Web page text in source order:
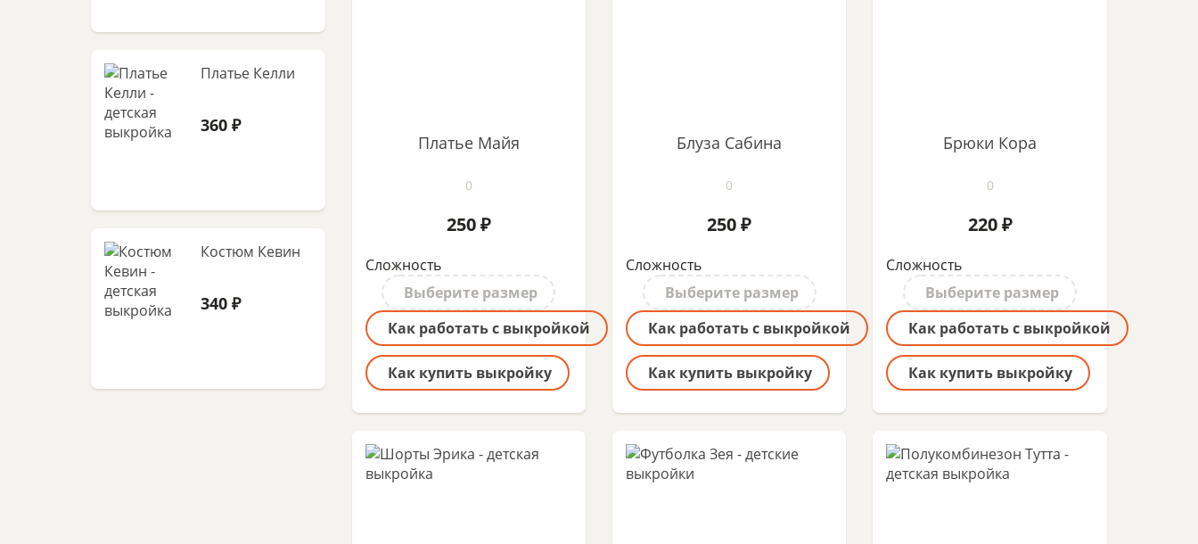
Платье Майя
0
250 ₽
Сложность
Выберите размер
Как работать с выкройкой
Как купить выкройку
Блуза Сабина
0
250 ₽
Сложность
Выберите размер
Как работать с выкройкой
Как купить выкройку
Брюки Кора
0
220 ₽
Сложность
Выберите размер
Как работать с выкройкой
Как купить выкройку
Платье Келли
360 ₽
Костюм Кевин
340 ₽